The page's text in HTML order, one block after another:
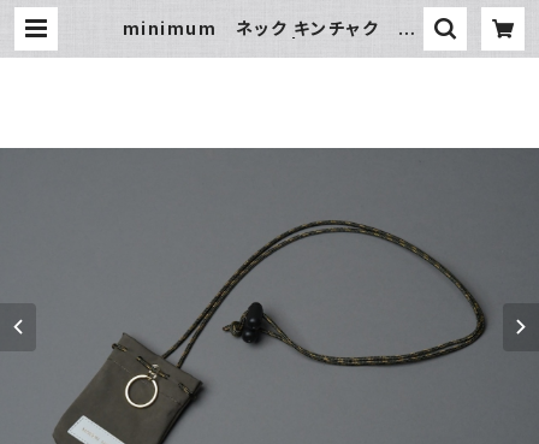
minimum ネック キンチャク □